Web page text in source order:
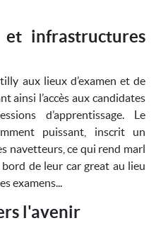
infrastructures
aux lieux d’examen et de
ainsi l’accès aux candidates
d’apprentissage. Le
puissant, inscrit un
navetteurs, ce qui rend marl
de leur car great au lieu
examens...
l'avenir